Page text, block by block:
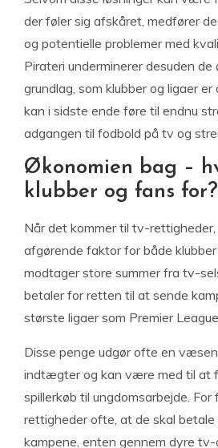
der føler sig afskåret, medfører
og potentielle problemer med
Pirateri underminerer desuden de
grundlag, som klubber og ligaer
kan i sidste ende føre til endnu
adgangen til fodbold på tv og
Økonomien bag –
klubber og fans for?
Når det kommer til tv-rettigheder,
afgørende faktor for både
modtager store summer fra tv-
betaler for retten til at sende
største ligaer som Premier
Disse penge udgør ofte en
indtægter og kan være med til at
spillerkøb til ungdomsarbejde.
rettigheder ofte, at de skal
kampene, enten gennem dyre